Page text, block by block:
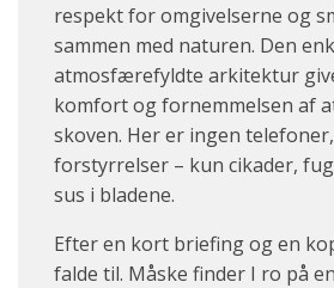
respekt for omgivelserne og
sammen med naturen. Den
atmosfærefyldte arkitektur
komfort og fornemmelsen af
skoven. Her er ingen
forstyrrelser – kun cikader,
sus i bladene.
Efter en kort briefing og en
falde til. Måske finder I ro på